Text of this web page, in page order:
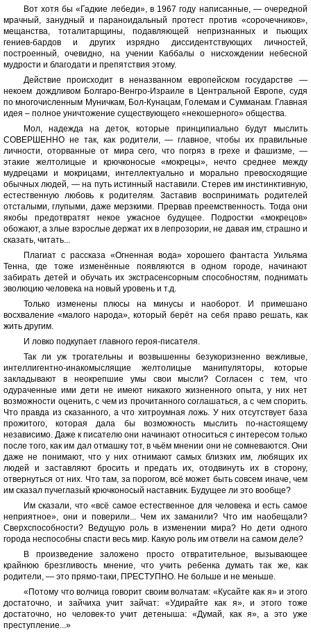
Вот хотя бы «Гадкие лебеди», в 1967 году написанные, — очередной
мрачный, занудный и параноидальный протест против «сорочечников»,
мещанства, тоталитарщины, подавляющей непризнанных и пьющих
гениев-бардов и других изрядно диссидентствующих личностей,
построенный, очевидно, на учении Каббалы о нисхождении небесной
мудрости и благодати и препятствия этому.
Действие происходит в неназванном европейском государстве —
некоем дождливом Болгаро-Венгро-Израиле в Центральной Европе, судя
по многочисленным Муничкам, Бол-Кунацам, Големам и Сумманам. Главная
идея – полное уничтожение существующего «некошерного» общества.
Мол, надежда на деток, которые принципиально будут мыслить
СОВЕРШЕННО не так, как родители, — главное, чтобы их правильные
личности, оторванные от мира сего, что погряз в грехе и фашизме, —
этакие желтолицые и крючконосые «мокрецы», нечто среднее между
мудрецами и мокрицами, интеллектуально и морально превосходящие
обычных людей, — на путь истинный наставили. Стерев им инстинктивную,
естественную любовь к родителям. Заставив воспринимать родителей
отсталыми, глупыми, даже мерзкими. Прервав преемственность. Тогда они
якобы предотвратят некое ужасное будущее. Подростки «мокрецов»
обожают, а злые взрослые держат их в лепрозории, не давая им, страшно и
сказать, читать...
Плагиат с рассказа «Огненная вода» хорошего фантаста Уильяма
Тенна, где тоже изменённые появляются в одном городе, начинают
забирать детей и обучать их экстрасенсорным способностям, поднимать
эволюцию человека на новый уровень и т.д.
Только изменены плюсы на минусы и наоборот. И примешано
восхваление «малого народа», который берёт на себя право решать, как
жить другим.
И ловко подкупает главного героя-писателя.
Так ли уж трогательны и возвышенны безукоризненно вежливые,
интеллигентно-инакомыслящие желтолицые манипуляторы, которые
закладывают в неокрепшие умы свои мысли? Согласен с тем, что
одураченные ими дети не имеют никакого жизненного опыта, у них нет
возможности оценить, с чем из прочитанного соглашаться, а с чем спорить.
Что правда из сказанного, а что хитроумная ложь. У них отсутствует база
прожитого, которая дала бы возможность мыслить по-настоящему
независимо. Даже к писателю они начинают относиться с интересом только
после того, как им дал отмашку тот, в чьём мнении они не сомневаются. Они
даже не понимают, что у них отнимают самых близких им, любящих их
людей и заставляют бросить и предать их, отодвинуть их в сторону,
отвернуться от них. Что там, за порогом, всё может быть совсем иначе, чем
им сказал пучеглазый крючконосый наставник. Будущее ли это вообще?
Им сказали, что «всё самое естественное для человека и есть самое
неприятное», они и поверили... Чем их заманили? Что им наобещали?
Сверхспособности? Ведущую роль в изменении мира? Но дети одного
города неспособны спасти весь мир. Какую роль им отвели на самом деле?
В произведение заложено просто отвратительное, вызывающее
крайнюю брезгливость мнение, что учить ребенка думать так же, как
родители, — это прямо-таки, ПРЕСТУПНО. Не больше и не меньше.
«Потому что волчица говорит своим волчатам: «Кусайте как я» и этого
достаточно, и зайчиха учит зайчат: «Удирайте как я», и этого тоже
достаточно, но человек-то учит детеныша: «Думай, как я», а это уже
преступление...»